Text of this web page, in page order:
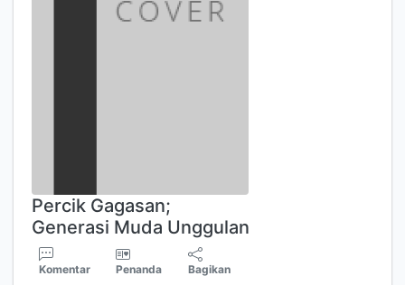
Percik Gagasan;
Generasi Muda Unggulan
Komentar Penanda Bagikan